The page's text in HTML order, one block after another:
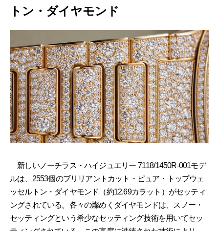
トン・ダイヤモンド
新しいノーチラス・ハイジュエリー 7118/1450R-001モデ
ルは、2553個のブリリアントカット・ピュア・トップウェ
ッセルトン・ダイヤモンド（約12.69カラット）がセッティ
ングされている。各々の燦めくダイヤモンドは、スノー・
セッティングという希少なセッティング技術を用いてセッ